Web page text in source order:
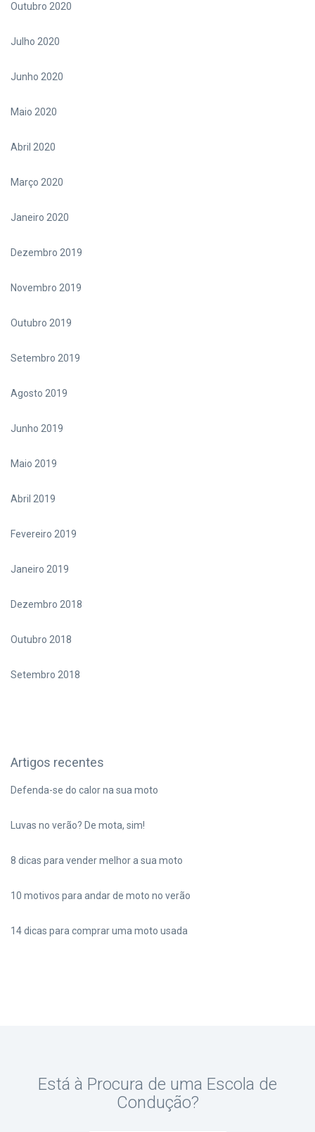
Outubro 2020
Julho 2020
Junho 2020
Maio 2020
Abril 2020
Março 2020
Janeiro 2020
Dezembro 2019
Novembro 2019
Outubro 2019
Setembro 2019
Agosto 2019
Junho 2019
Maio 2019
Abril 2019
Fevereiro 2019
Janeiro 2019
Dezembro 2018
Outubro 2018
Setembro 2018
Artigos recentes
Defenda-se do calor na sua moto
Luvas no verão? De mota, sim!
8 dicas para vender melhor a sua moto
10 motivos para andar de moto no verão
14 dicas para comprar uma moto usada
Está à Procura de uma Escola de
Condução?